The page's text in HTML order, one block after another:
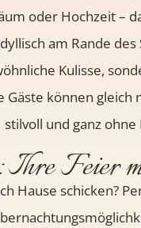
oder Hochzeit –
am Rande
Kulisse,
Gäste können
stilvoll und ganz
Feier
Hause schicken?